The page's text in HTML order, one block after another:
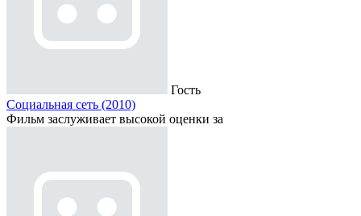
Гость
Социальная сеть (2010)
Фильм заслуживает высокой оценки за